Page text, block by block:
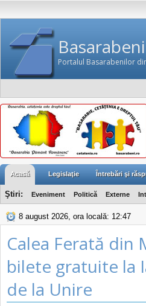
Portalul Basarabenilor
Acasă Legislaţie Întrebări şi
Ştiri: Eveniment Politică Externe
8 august 2026, ora locală: 12:47
Calea Ferată din
bilete gratuite la
de la Unire